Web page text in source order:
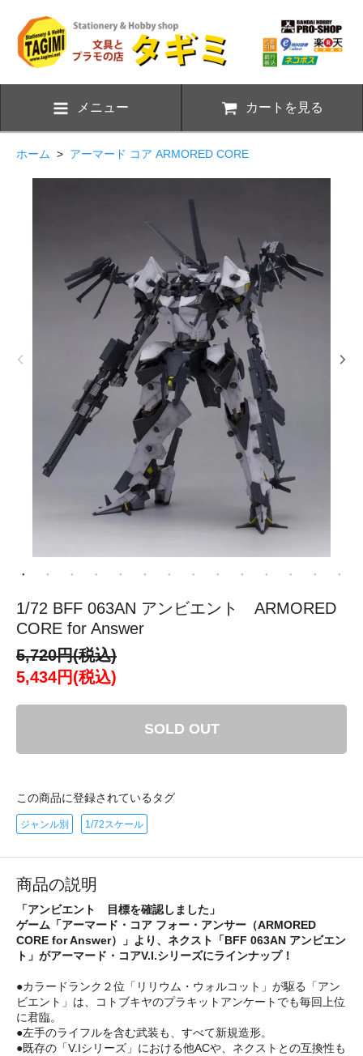
メニュー カートを見る
ホーム > アーマード コア ARMORED CORE
1/72 BFF 063AN アンビエント ARMORED
CORE for Answer
5,720円(税込)
5,434円(税込)
SOLD OUT
この商品に登録されているタグ
ジャンル別 1/72スケール
商品の説明
「アンビエント 目標を確認しました」
ゲーム「アーマード・コア フォー・アンサー（ARMORED
CORE for Answer）」より、ネクスト「BFF 063AN アンビエン
ト」がアーマード・コアV.I.シリーズにラインナップ！
●カラードランク２位「リリウム・ウォルコット」が駆る「アン
ビエント」は、コトブキヤのプラキットアンケートでも毎回上位
に君臨。
●左手のライフルを含む武装も、すべて新規造形。
●既存の「V.Iシリーズ」における他ACや、ネクストとの互換性も